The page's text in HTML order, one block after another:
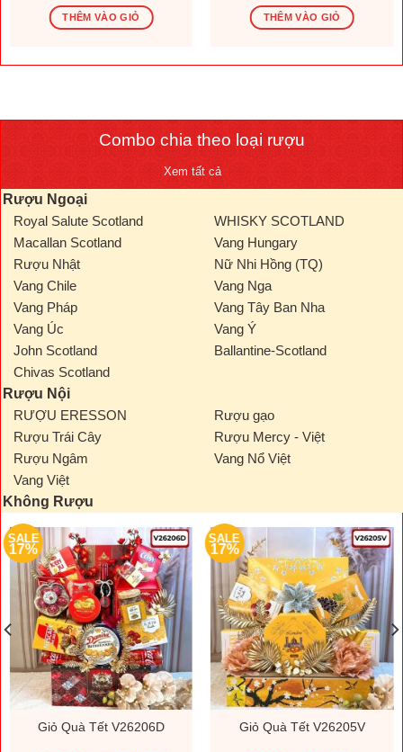
là:
1.569.600 ₫.
THÊM VÀO GIỎ
là:
276.000 ₫.
THÊM VÀO GIỎ
Combo chia theo loại rượu
Xem tất cả
Rượu Ngoại
Royal Salute Scotland
WHISKY SCOTLAND
Macallan Scotland
Vang Hungary
Rượu Nhật
Nữ Nhi Hồng (TQ)
Vang Chile
Vang Nga
Vang Pháp
Vang Tây Ban Nha
Vang Úc
Vang Ý
John Scotland
Ballantine-Scotland
Chivas Scotland
Rượu Nội
RƯỢU ERESSON
Rượu gạo
Rượu Trái Cây
Rượu Mercy - Việt
Rượu Ngâm
Vang Nổ Việt
Vang Việt
Không Rượu
SALE
17%
Giỏ Quà Tết V26206D
SALE
17%
Giỏ Quà Tết V26205V